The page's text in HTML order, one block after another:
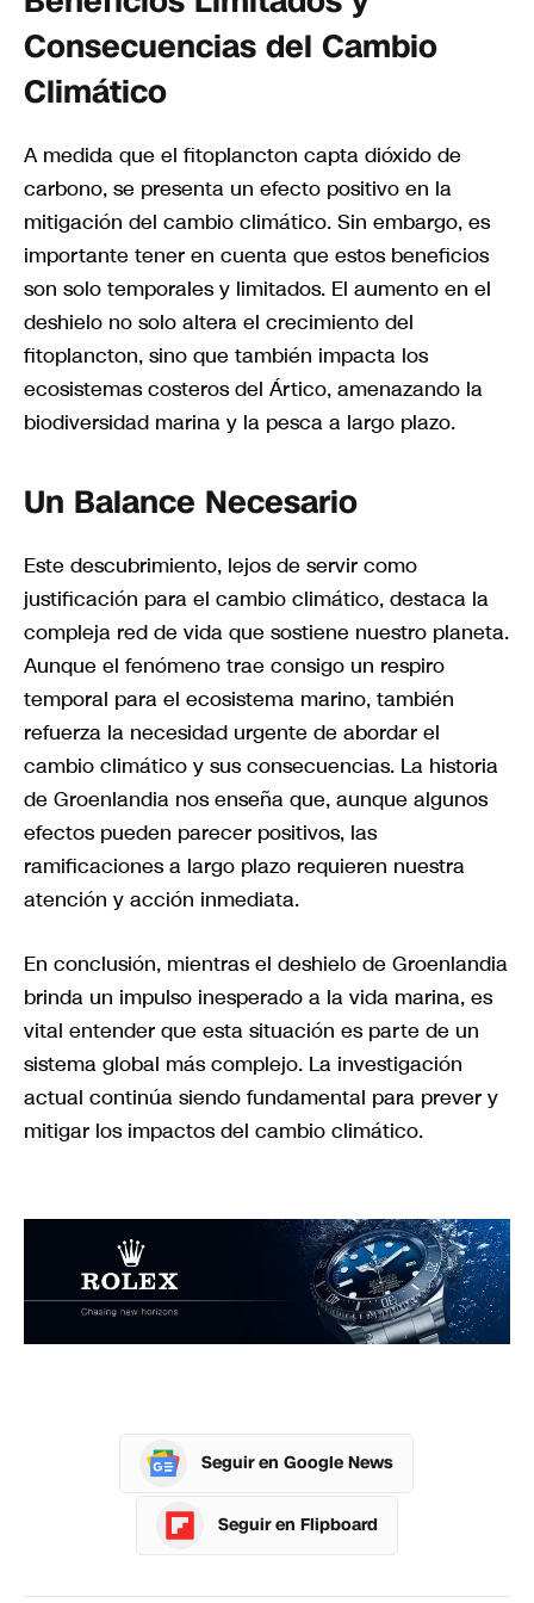
Consecuencias del Cambio
Climático
A medida que el fitoplancton capta dióxido de
carbono, se presenta un efecto positivo en la
mitigación del cambio climático. Sin embargo, es
importante tener en cuenta que estos beneficios
son solo temporales y limitados. El aumento en el
deshielo no solo altera el crecimiento del
fitoplancton, sino que también impacta los
ecosistemas costeros del Ártico, amenazando la
biodiversidad marina y la pesca a largo plazo.
Un Balance Necesario
Este descubrimiento, lejos de servir como
justificación para el cambio climático, destaca la
compleja red de vida que sostiene nuestro planeta.
Aunque el fenómeno trae consigo un respiro
temporal para el ecosistema marino, también
refuerza la necesidad urgente de abordar el
cambio climático y sus consecuencias. La historia
de Groenlandia nos enseña que, aunque algunos
efectos pueden parecer positivos, las
ramificaciones a largo plazo requieren nuestra
atención y acción inmediata.
En conclusión, mientras el deshielo de Groenlandia
brinda un impulso inesperado a la vida marina, es
vital entender que esta situación es parte de un
sistema global más complejo. La investigación
actual continúa siendo fundamental para prever y
mitigar los impactos del cambio climático.
Seguir en Google News
Seguir en Flipboard